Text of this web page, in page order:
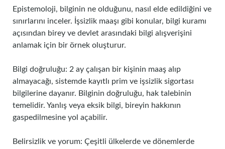
Epistemoloji, bilginin ne olduğunu, nasıl elde edildiğini ve
sınırlarını inceler. İşsizlik maaşı gibi konular, bilgi kuramı
açısından birey ve devlet arasındaki bilgi alışverişini
anlamak için bir örnek oluşturur.
Bilgi doğruluğu: 2 ay çalışan bir kişinin maaş alıp
almayacağı, sistemde kayıtlı prim ve işsizlik sigortası
bilgilerine dayanır. Bilginin doğruluğu, hak talebinin
temelidir. Yanlış veya eksik bilgi, bireyin hakkının
gaspedilmesine yol açabilir.
Belirsizlik ve yorum: Çeşitli ülkelerde ve dönemlerde